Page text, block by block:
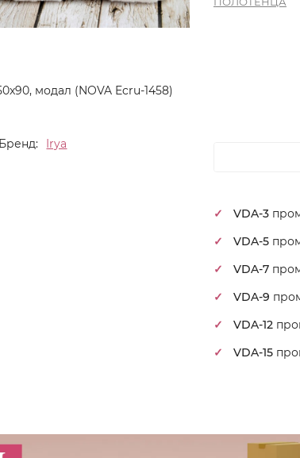
модал (NOVA Ecru-1458)
Бренд: Irya
VDA-3
VDA-5
VDA-7
VDA-9
VDA-12
VDA-15